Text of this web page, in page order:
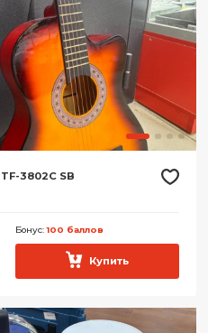
3802C SB
Бонус:100 баллов
Купить